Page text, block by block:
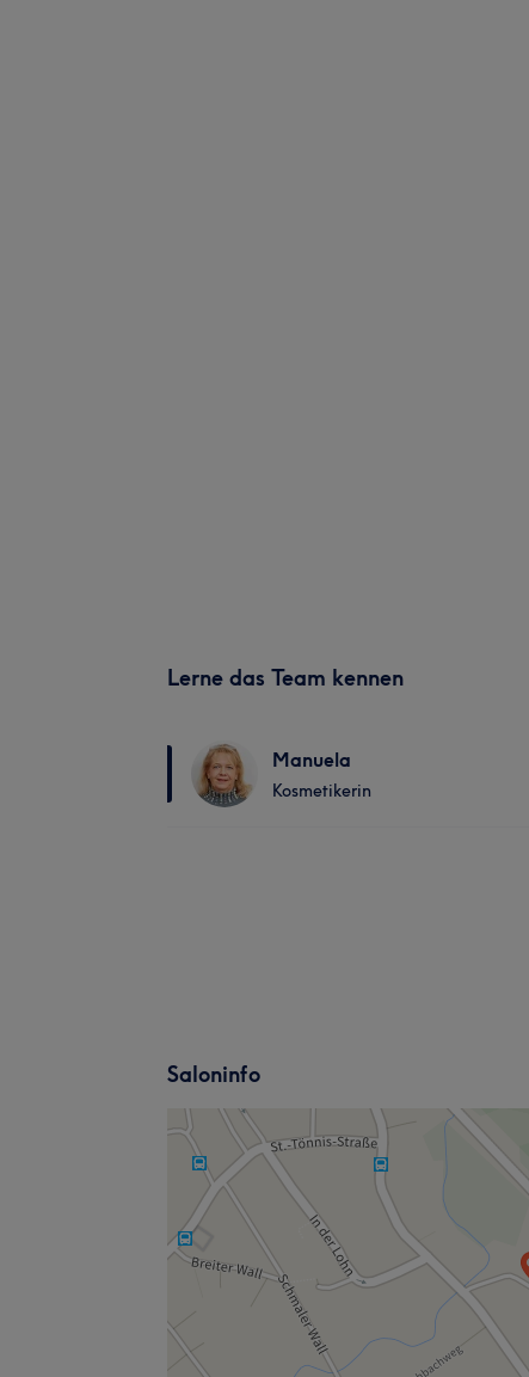
Lerne das Team kennen
Manuela
Kosmetikerin
Saloninfo